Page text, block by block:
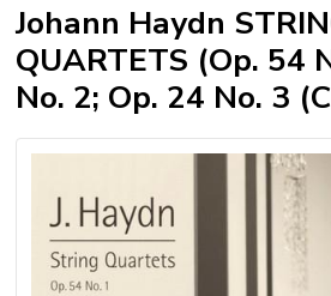
Johann Haydn
QUARTETS (Op. 54
No. 2; Op. 24 No. 3